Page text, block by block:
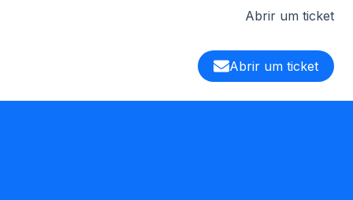
Abrir um ticket
Abrir um ticket